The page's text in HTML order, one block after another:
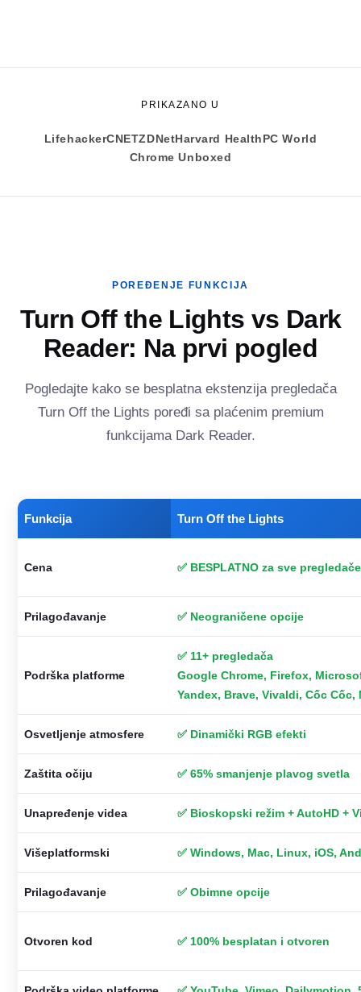
PRIKAZANO U
LifehackerCNETZDNetHarvard Health PC World
Chrome Unboxed
POREĐENJE FUNKCIJA
Turn Off the Lights vs Dark
Reader: Na prvi pogled
Pogledajte kako se besplatna ekstenzija pregledača
Turn Off the Lights poređi sa plaćenim premium
funkcijama Dark Reader.
Funkcija Turn Off the Lights
Cena ✅ BESPLATNO za sve pregledače
Prilagođavanje ✅ Neograničene opcije
Podrška platforme
✅ 11+ pregledača
Google Chrome, Firefox,
Yandex, Brave, Vivaldi, Cốc
Osvetljenje atmosfere ✅ Dinamički RGB efekti
Zaštita očiju ✅ 65% smanjenje plavog svetla
Unapređenje videa ✅ Bioskopski režim + AutoHD +
Višeplatformski ✅ Windows, Mac, Linux, iOS,
Prilagođavanje ✅ Obimne opcije
Otvoren kod ✅ 100% besplatan i otvoren